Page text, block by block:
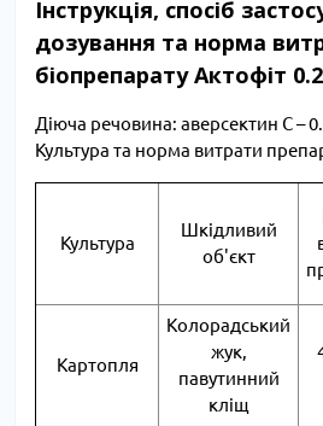
Інструкція, спосіб
дозування та норма
біопрепарату Актофіт
Діюча речовина: аверсектин С –
Культура та норма витрати
Культура
Шкідливий
об'єкт
Картопля
Колорадський
жук,
павутинний
кліщ